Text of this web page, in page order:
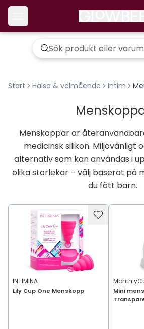
Start Hälsa & välmående Intim
Menskoppar är
medicinsk silikon. Miljövänligt
alternativ som kan användas i
olika storlekar – välj baserat på
du fött barn.
INTIMINA
Lily Cup One Menskopp
Mini